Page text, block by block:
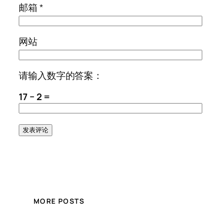
邮箱*
网站
请输入数字的答案：
17 − 2 =
MORE POSTS